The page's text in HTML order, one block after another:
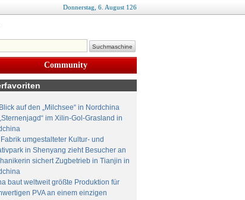
Donnerstag, 6 August 126
Community